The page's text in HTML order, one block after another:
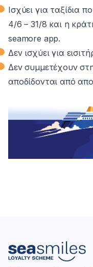
Ισχύει για ταξίδια
4/6 – 31/8 και η
seamore app.
Δεν ισχύει για
Δεν συμμετέχουν
αποδίδονται από